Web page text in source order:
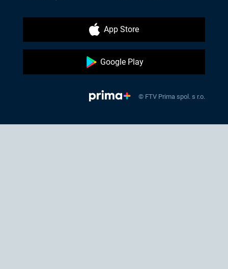
App Store
Google Play
© FTV Prima spol. s r.o.